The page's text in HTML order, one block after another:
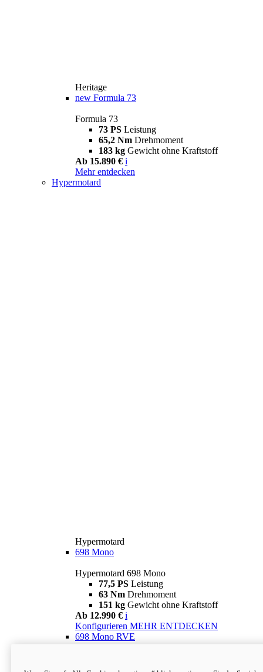
Heritage
new Formula 73
Formula 73
73 PS Leistung
65,2 Nm Drehmoment
183 kg Gewicht ohne Kraftstoff
Ab 15.890 € i
Mehr entdecken
Hypermotard
Hypermotard
698 Mono
Hypermotard 698 Mono
77,5 PS Leistung
63 Nm Drehmoment
151 kg Gewicht ohne Kraftstoff
Ab 12.990 € i
Konfigurieren MEHR ENTDECKEN
698 Mono RVE
77,5 PS
Leistung